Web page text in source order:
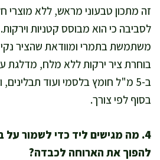
זה מתכון טבעוני מראש, ללא מוצרי
לסביבה כי הוא מבוסס קטניות
משתמשת בתמרי ומוודאת שהציר נקי
בוחרת ציר ירקות ללא מלח, מדלגת
ב-5 מ"ל חומץ בלסמי ועוד
בסוף לפי צורך.
4. מה מגישים ליד כדי לשמור על
להפוך את הארוחה לכבדה?